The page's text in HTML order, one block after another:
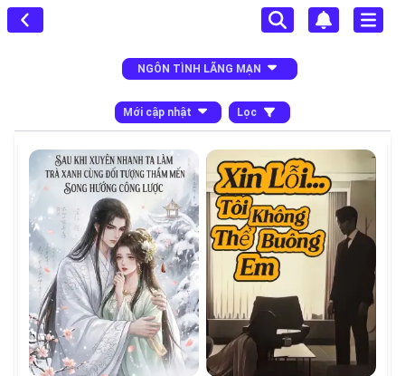
NGÔN TÌNH LÃNG MẠN
Mới cập nhật Lọc